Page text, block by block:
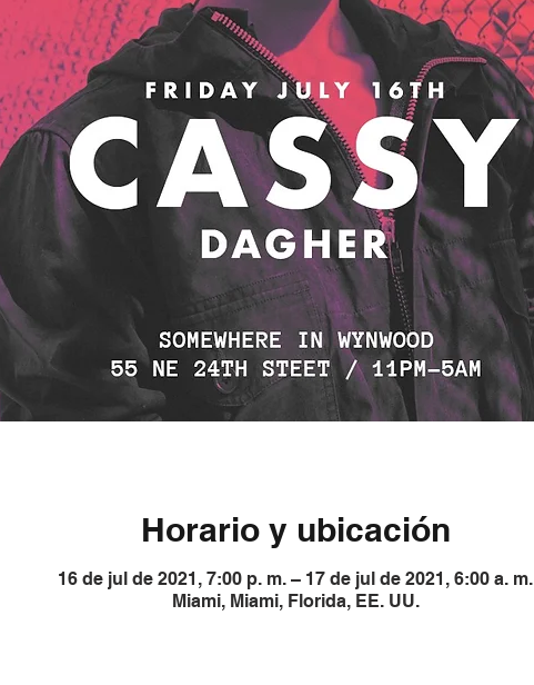
Horario y ubicación
16 de jul de 2021, 7:00 p. m. – 17 de jul de 2021, 6:00 a. m.
Miami, Miami, Florida, EE. UU.